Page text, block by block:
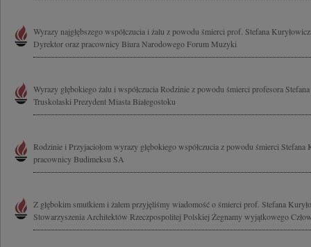
Wyrazy najgłębszego współczucia i żalu z powodu śmierci prof. Stefana
Dyrektor oraz pracownicy Biura Narodowego Forum Muzyki
Wyrazy głębokiego żalu i współczucia Rodzinie z powodu śmierci profesora
Truskolaski Prezydent Miasta Białegostoku
Rodzinie i Przyjaciołom wyrazy głębokiego współczucia z powodu śmierci Stefana
pracownicy Budimeksu SA
Z głębokim smutkiem i żalem przyjęliśmy wiadomość o śmierci prof. Stefana
Stowarzyszenia Architektów Rzeczpospolitej Polskiej Żegnamy wyjątkowego